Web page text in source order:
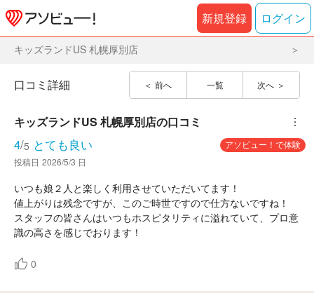
新規登録 ログイン
キッズランドUS 札幌厚別店
前へ 一覧 次へ
口コミ詳細
キッズランドUS 札幌厚別店の口コミ ︙
4/5 とても良い
アソビュー！で体験
投稿日 2026/5/3 日
いつも娘２人と楽しく利用させていただいてます！
値上がりは残念ですが、このご時世ですので仕方ないですね！
スタッフの皆さんはいつもホスピタリティに溢れていて、プロ意
識の高さを感じでおります！
0